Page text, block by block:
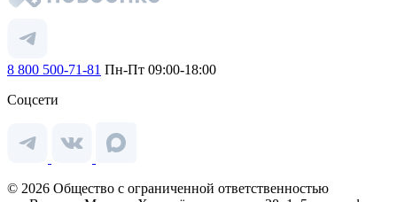
8 800 500-71-81 Пн-Пт 09:00-18:00
Соцсети
© 2026 Общество с ограниченной ответственностью